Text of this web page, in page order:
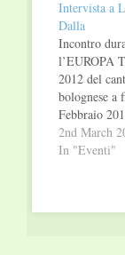
Torino dal
ha collocato
stabilmente
mappa dei
teatri
dirige ogni
produzioni
e concerti
oltre a
Intervista a
Dalla
Incontro
l’EUROPA
2012 del
bolognese a
Febbraio
prima della
prematura
2nd March
In "Eventi"